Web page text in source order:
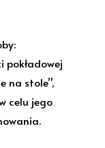
na stole”,
celu jego